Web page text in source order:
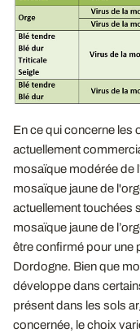
En ce qui concerne les
actuellement
mosaïque modérée de
mosaïque jaune de
actuellement touchées
mosaïque jaune de
être confirmé pour une
Dordogne. Bien que
développe dans
présent dans les sols
concernée, le choix